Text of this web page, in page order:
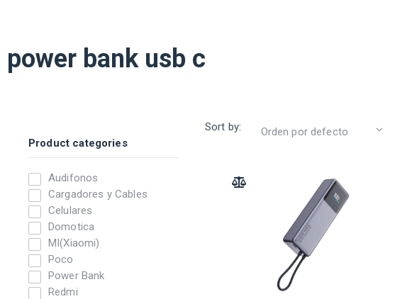
power bank usb c
Product categories
Audifonos
Cargadores y Cables
Celulares
Domotica
MI(Xiaomi)
Poco
Power Bank
Redmi
Sort by: